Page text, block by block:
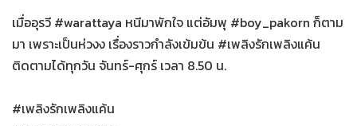
เมื่ออุรวี #warattaya หนีมาพักใจ แต่อัมพุ #boy_pakorn ก็ตาม
มา เพราะเป็นห่วงง เรื่องราวกำลังเข้มข้น #เพลิงรักเพลิงแค้น
ติดตามได้ทุกวัน จันทร์-ศุกร์ เวลา 8.50 น.
#เพลิงรักเพลิงแค้น